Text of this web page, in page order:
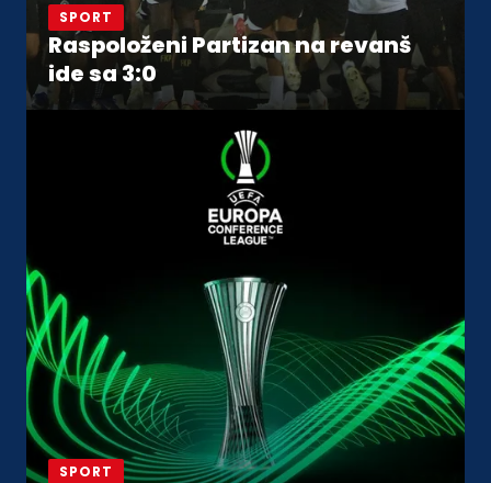
SPORT
Raspoloženi Partizan na revanš
ide sa 3:0
SPORT